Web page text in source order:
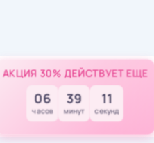
АКЦИЯ 30% ДЕЙСТВУЕТ ЕЩЕ
06
часов
39
минут
10
секунд